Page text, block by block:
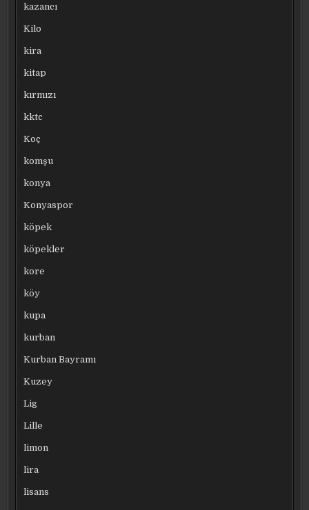
kazancı
Kilo
kira
kitap
kırmızı
kktc
Koç
komşu
konya
Konyaspor
köpek
köpekler
kore
köy
kupa
kurban
Kurban Bayramı
Kuzey
Lig
Lille
limon
lira
lisans